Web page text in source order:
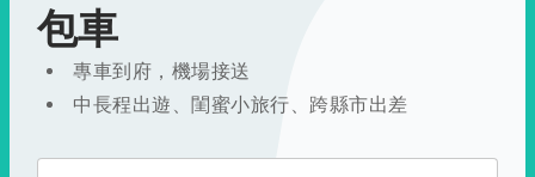
包車
專車到府，機場接送
中長程出遊、閨蜜小旅行、跨縣市出差